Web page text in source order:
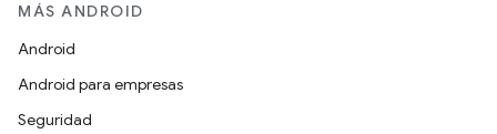
MÁS ANDROID
Android
Android para empresas
Seguridad